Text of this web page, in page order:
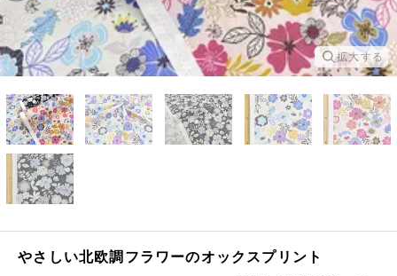
拡大する
やさしい北欧調フラワーのオックスプリント